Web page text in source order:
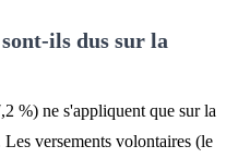
ils dus sur la
%) ne s'appliquent que sur la
versements volontaires (le